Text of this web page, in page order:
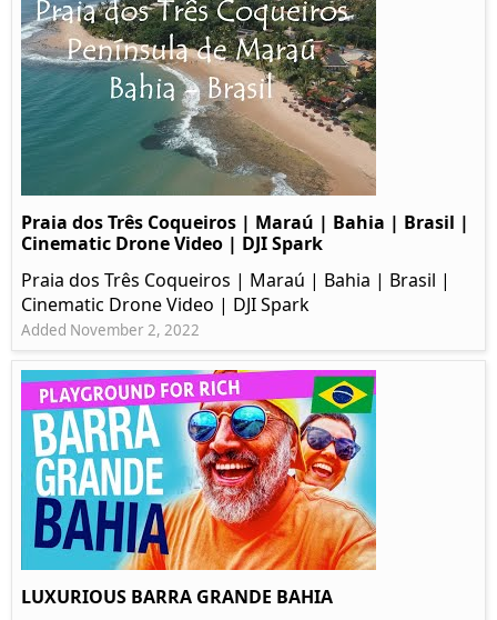
Praia dos Três Coqueiros | Maraú | Bahia | Brasil |
Cinematic Drone Video | DJI Spark
Praia dos Três Coqueiros | Maraú | Bahia | Brasil |
Cinematic Drone Video | DJI Spark
Added November 2, 2022
LUXURIOUS BARRA GRANDE BAHIA